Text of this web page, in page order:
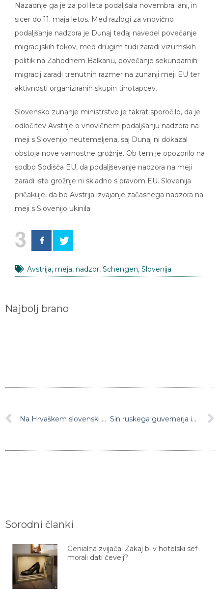
Nazadnje ga je za pol leta podaljšala novembra lani, in
sicer do 11. maja letos. Med razlogi za vnovično
podaljšanje nadzora je Dunaj tedaj navedel povečanje
migracijskih tokov, med drugim tudi zaradi vizumskih
politik na Zahodnem Balkanu, povečanje sekundarnih
migracij zaradi trenutnih razmer na zunanji meji EU ter
aktivnosti organiziranih skupin tihotapcev.
Slovensko zunanje ministrstvo je takrat sporočilo, da je
odločitev Avstrije o vnovičnem podaljšanju nadzora na
meji s Slovenijo neutemeljena, saj Dunaj ni dokazal
obstoja nove varnostne grožnje. Ob tem je opozorilo na
sodbo Sodišča EU, da podaljševanje nadzora na meji
zaradi iste grožnje ni skladno s pravom EU. Slovenija
pričakuje, da bo Avstrija izvajanje začasnega nadzora na
meji s Slovenijo ukinila.
3
Avstrija, meja, nadzor, Schengen, Slovenija
Najbolj brano
Na Hrvaškem slovenski BMW trčil v tovornjak, oba pristala v morju (Video) Sin ruskega guvernerja iz Italije v domovino pobegnil preko Slovenije
Sorodni članki
Genialna zvijača: Zakaj bi v hotelski sef
morali dati čevelj?